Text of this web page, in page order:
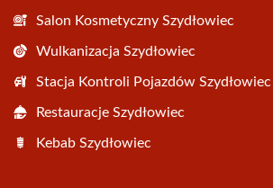
Salon Kosmetyczny Szydłowiec
Wulkanizacja Szydłowiec
Stacja Kontroli Pojazdów Szydłowiec
Restauracje Szydłowiec
Kebab Szydłowiec